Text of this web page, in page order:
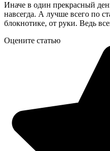
Иначе в один прекрасный
навсегда. А лучше всего по
блокнотике, от руки. Ведь
Оцените статью